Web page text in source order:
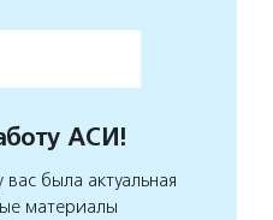
АСИ!
была актуальная
материалы